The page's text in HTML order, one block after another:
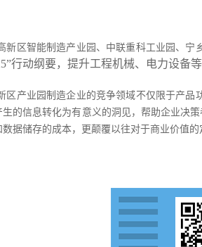
新区智能制造产业园、中联重科工业园、
行动纲要，提升工程机械、电力设备
区产业园制造企业的竞争领域不仅限于产
生的信息转化为有意义的洞见，帮助企业决
据储存的成本，更颠覆以往对于商业价值